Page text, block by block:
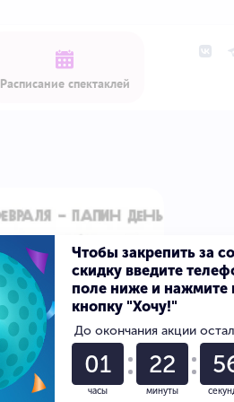
Расписание спектаклей
Чтобы закрепить за
скидку введите
поле ниже и нажмите
кнопку "Хочу!"
До окончания акции
01
часы
22
минуты